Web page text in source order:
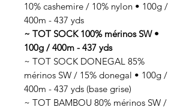
10% cashemire / 10% nylon • 100g /
400m - 437 yds
~ TOT SOCK 100% mérinos SW •
100g / 400m - 437 yds
~ TOT SOCK DONEGAL 85%
mérinos SW / 15% donegal • 100g /
400m - 437 yds (base grise)
~ TOT BAMBOU 80% mérinos SW /